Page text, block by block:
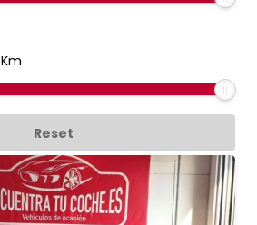
Km
Reset